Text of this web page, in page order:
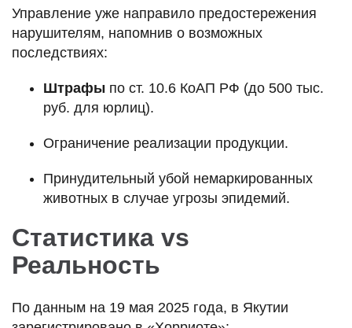
Управление уже направило предостережения
нарушителям, напомнив о возможных
последствиях:
Штрафы по ст. 10.6 КоАП РФ (до 500 тыс.
руб. для юрлиц).
Ограничение реализации продукции.
Принудительный убой немаркированных
животных в случае угрозы эпидемий.
Статистика vs
Реальность
По данным на 19 мая 2025 года, в Якутии